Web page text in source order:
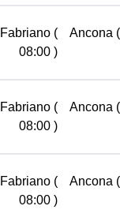
Fabriano (
08:00 )
Ancona
Fabriano (
08:00 )
Ancona
Fabriano (
08:00 )
Ancona